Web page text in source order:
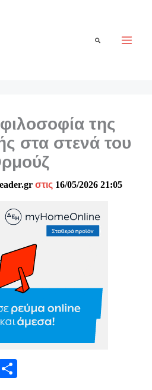
Αναζήτηση
της
στα στενά του
στις 16/05/2026 21:05
Li